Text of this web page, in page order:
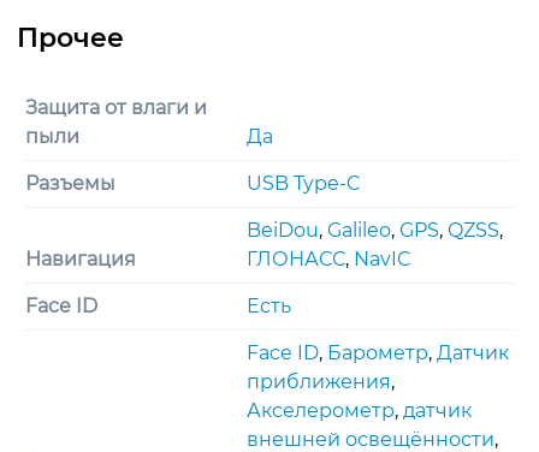
Защита от влаги и
пыли
Да
Разъемы USB Type-C
Навигация
BeiDou, Galileo, GPS, QZSS,
ГЛОНАСС, NavIC
Face ID Есть
Face ID, Барометр, Датчик
приближения,
Акселерометр, датчик
внешней освещённости,